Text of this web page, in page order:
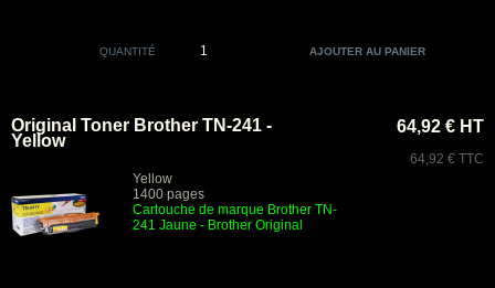
QUANTITÉ
Original Toner Brother TN-241 -
Yellow
Yellow
1400 pages
Cartouche de marque Brother TN-
241 Jaune - Brother Original
64,92 € HT
64,92 € TTC